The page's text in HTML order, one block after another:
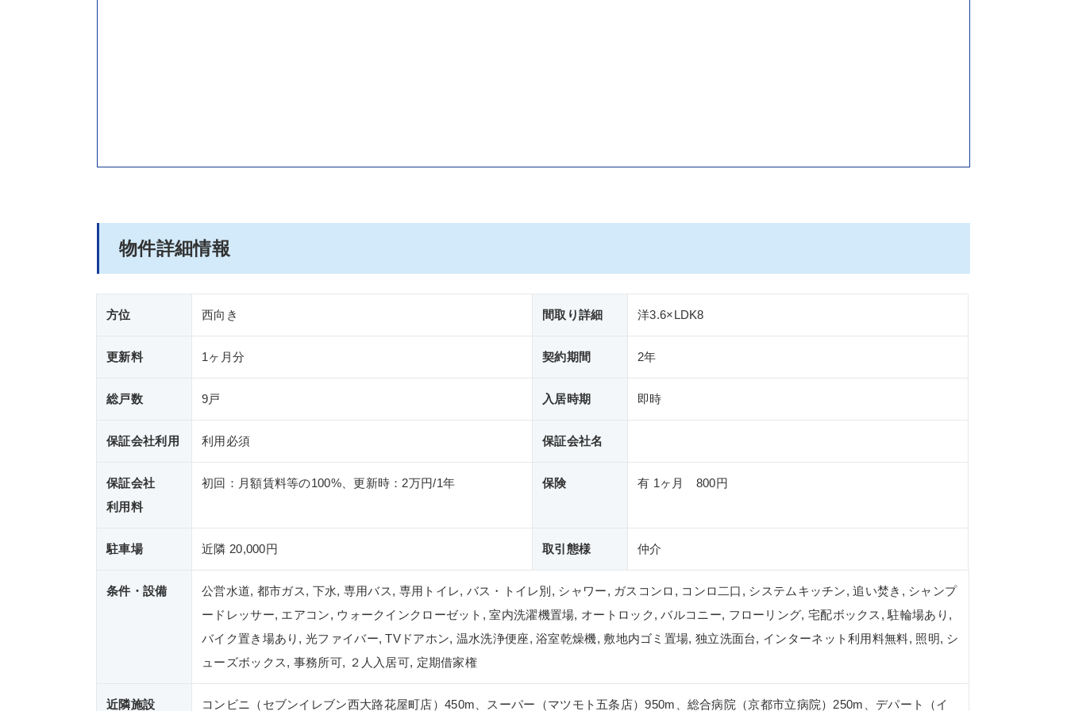
物件詳細情報
方位 西向き 間取り詳細 洋3.6×LDK8
更新料 1ヶ月分 契約期間 2年
総戸数 9戸 入居時期 即時
保証会社利用 利用必須 保証会社名
保証会社
利用料
初回：月額賃料等の100%、更新時：2万円/1年 保険 有 1ヶ月 800円
駐車場 近隣 20,000円 取引態様 仲介
条件・設備
公営水道, 都市ガス, 下水, 専用バス, 専用トイレ, バス・トイレ別, シャワー, ガスコンロ, コンロ二口, システムキッチン, 追い焚き, シャンプ
ードレッサー, エアコン, ウォークインクローゼット, 室内洗濯機置場, オートロック, バルコニー, フローリング, 宅配ボックス, 駐輪場あり,
バイク置き場あり, 光ファイバー, TVドアホン, 温水洗浄便座, 浴室乾燥機, 敷地内ゴミ置場, 独立洗面台, インターネット利用料無料, 照明, シ
ューズボックス, 事務所可, ２人入居可, 定期借家権
近隣施設 コンビニ（セブンイレブン西大路花屋町店）450m、スーパー（マツモト五条店）950m、総合病院（京都市立病院）250m、デパート（イ